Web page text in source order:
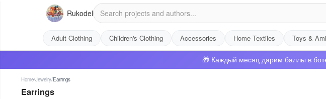
Rukodel
Adult Clothing Children's Clothing Accessories Home Textiles Toys &
🎁 Каждый месяц дарим баллы в
Home/Jewelry/Earrings
Earrings